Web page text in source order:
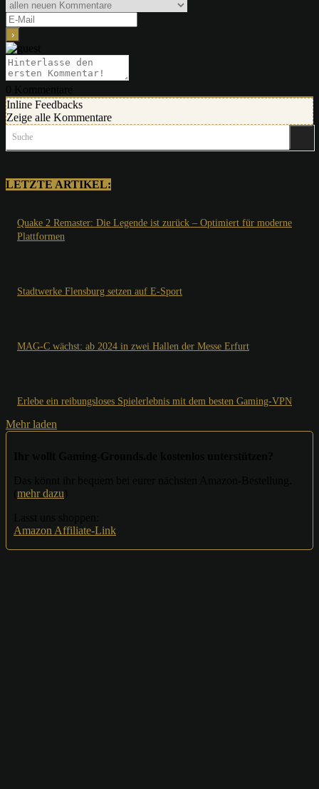
Inline Feedbacks
Zeige alle Kommentare
Suche
LETZTE ARTIKEL:
Quake 2 Remaster: Die Legende ist zurück – Optimiert für moderne
Plattformen
Stadtwerke Flensburg setzen auf E-Sport
MAG-C wächst: ab 2024 in zwei Hallen der Messe Erfurt
Erlebe ein reibungsloses Spielerlebnis mit dem besten Gaming-VPN
Mehr laden
mehr dazu
Amazon Affiliate-Link